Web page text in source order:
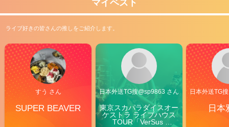
マイベスト
ライブ好きの皆さんの推しをご紹介します。
すう さん
SUPER BEAVER
日本外送TG搜@sp9863 さん
東京スカパラダイスオー
ケストラ ライブハウス
TOUR「VerSus
日本外送TG
日本